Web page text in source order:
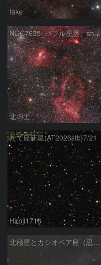
take
NGC7635_バブル星雲、sh2-157_くわがた星雲
北の士
たて座新星(AT2026stb)7/21
Hiroji1716
北極星とカシオペア座（忍び寄る秋）